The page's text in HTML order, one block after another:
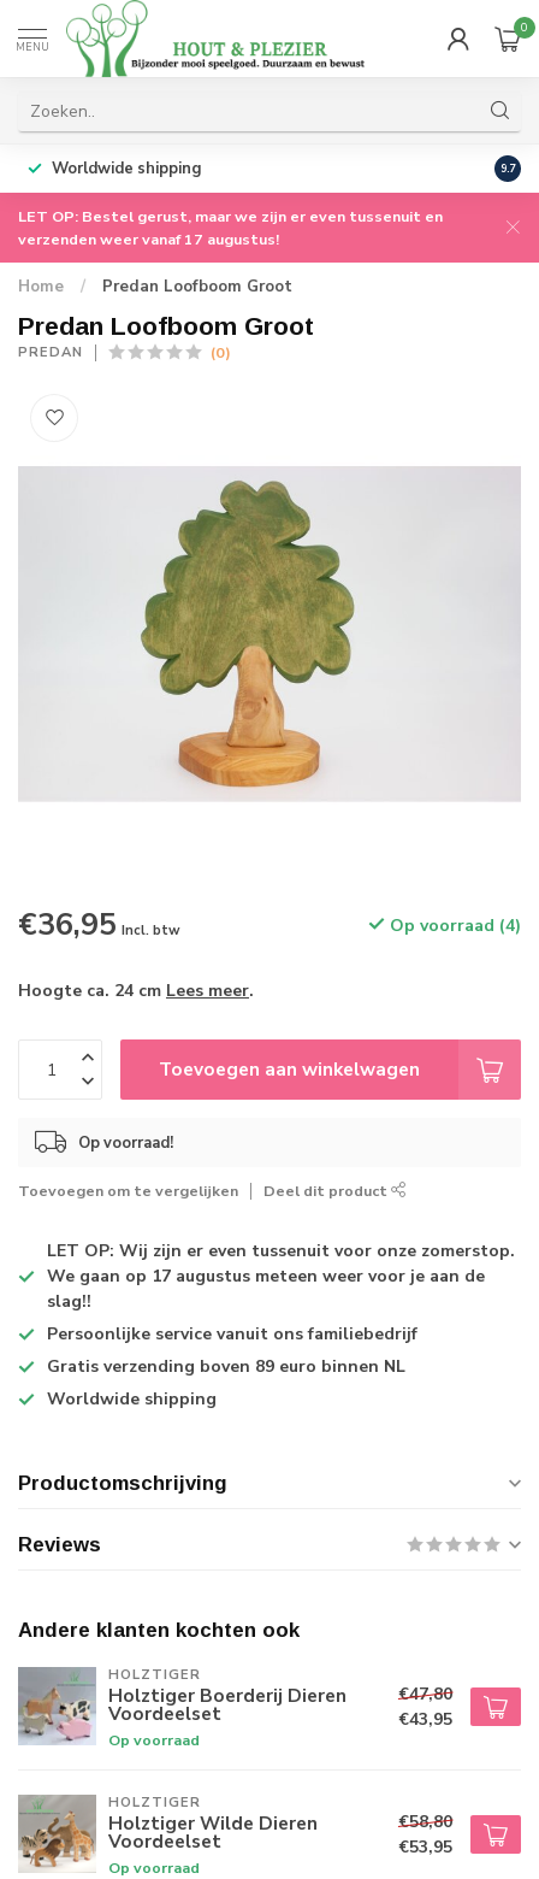
MENU
0
Worldwide shipping 9.7
LET OP: Bestel gerust, maar we zijn er even tussenuit en
verzenden weer vanaf 17 augustus!
Home / Predan Loofboom Groot
Predan Loofboom Groot
PREDAN (0)
€36,95 Incl. btw Op voorraad (4)
Hoogte ca. 24 cm Lees meer.
Toevoegen aan winkelwagen
Op voorraad!
Toevoegen om te vergelijken Deel dit product
LET OP: Wij zijn er even tussenuit voor onze zomerstop.
We gaan op 17 augustus meteen weer voor je aan de
slag!!
Persoonlijke service vanuit ons familiebedrijf
Gratis verzending boven 89 euro binnen NL
Worldwide shipping
Productomschrijving
Reviews
Andere klanten kochten ook
HOLZTIGER
Holztiger Boerderij Dieren
Voordeelset
Op voorraad
€47,80
€43,95
HOLZTIGER
Holztiger Wilde Dieren
Voordeelset
Op voorraad
€58,80
€53,95